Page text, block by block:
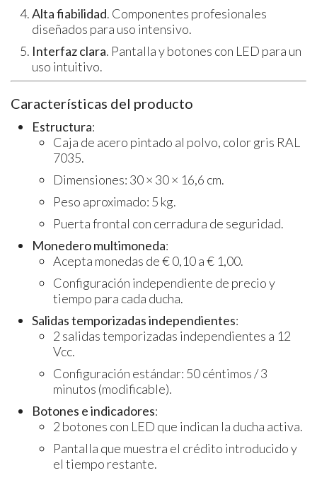
Alta fiabilidad. Componentes profesionales
diseñados para uso intensivo.
Interfaz clara. Pantalla y botones con LED para un
uso intuitivo.
Características del producto
Estructura:
Caja de acero pintado al polvo, color gris RAL
7035.
Dimensiones: 30 × 30 × 16,6 cm.
Peso aproximado: 5 kg.
Puerta frontal con cerradura de seguridad.
Monedero multimoneda:
Acepta monedas de € 0,10 a € 1,00.
Configuración independiente de precio y
tiempo para cada ducha.
Salidas temporizadas independientes:
2 salidas temporizadas independientes a 12
Vcc.
Configuración estándar: 50 céntimos / 3
minutos (modificable).
Botones e indicadores:
2 botones con LED que indican la ducha activa.
Pantalla que muestra el crédito introducido y
el tiempo restante.